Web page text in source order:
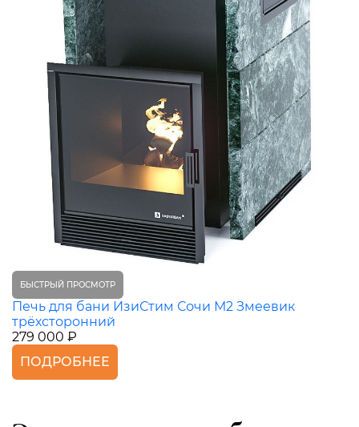
БЫСТРЫЙ ПРОСМОТР
Печь для бани ИзиСтим Сочи М2 Змеевик
трёхсторонний
279 000 ₽
ПОДРОБНЕЕ